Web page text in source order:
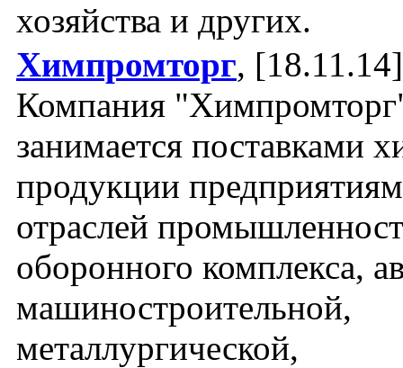
хозяйства и других.
Химпромторг, [18.11.14]
Компания
занимается поставками
продукции
отраслей
оборонного комплекса,
машиностроительной,
металлургической,